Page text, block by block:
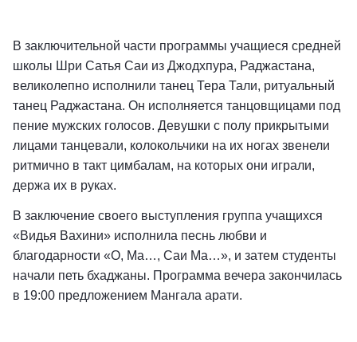
В заключительной части программы учащиеся средней
школы Шри Сатья Саи из Джодхпура, Раджастана,
великолепно исполнили танец Тера Тали, ритуальный
танец Раджастана. Он исполняется танцовщицами под
пение мужских голосов. Девушки с полу прикрытыми
лицами танцевали, колокольчики на их ногах звенели
ритмично в такт цимбалам, на которых они играли,
держа их в руках.
В заключение своего выступления группа учащихся
«Видья Вахини» исполнила песнь любви и
благодарности «О, Ма…, Саи Ма…», и затем студенты
начали петь бхаджаны. Программа вечера закончилась
в 19:00 предложением Мангала арати.